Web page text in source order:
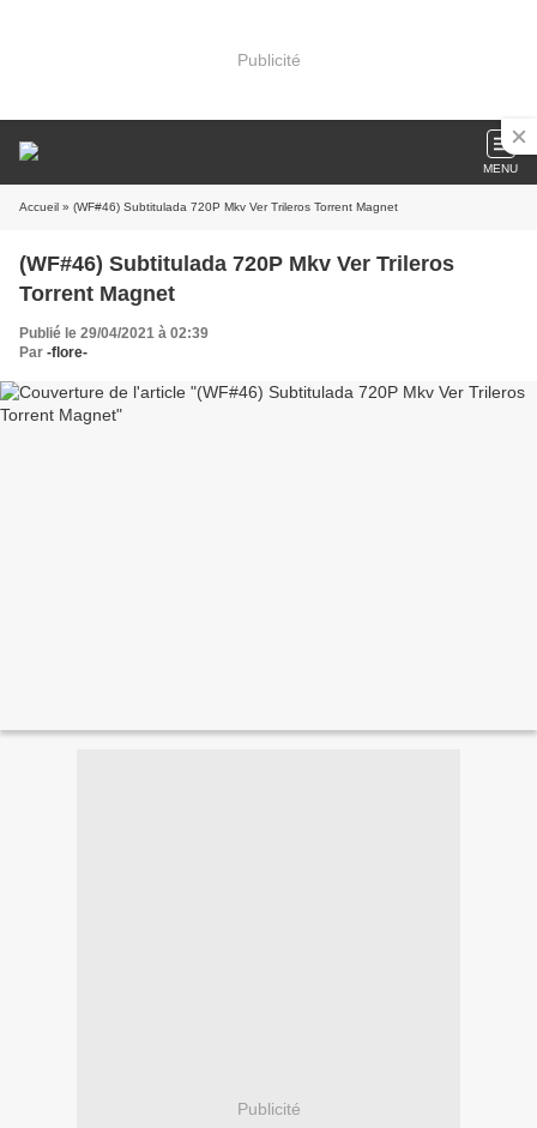
Publicité
MENU
Accueil » (WF#46) Subtitulada 720P Mkv Ver Trileros Torrent Magnet
(WF#46) Subtitulada 720P Mkv Ver Trileros
Torrent Magnet
Publié le 29/04/2021 à 02:39
Par -flore-
Publicité